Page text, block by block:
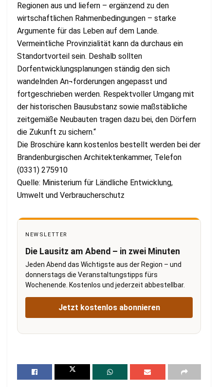
Regionen aus und liefern – ergänzend zu den
wirtschaftlichen Rahmenbedingungen – starke
Argumente für das Leben auf dem Lande.
Vermeintliche Provinzialität kann da durchaus ein
Standortvorteil sein. Deshalb sollten
Dorfentwicklungsplanungen ständig den sich
wandelnden An¬forderungen angepasst und
fortgeschrieben werden. Respektvoller Umgang mit
der historischen Bausubstanz sowie maßstäbliche
zeitgemäße Neubauten tragen dazu bei, den Dörfern
die Zukunft zu sichern.“
Die Broschüre kann kostenlos bestellt werden bei der
Brandenburgischen Architektenkammer, Telefon
(0331) 275910
Quelle: Ministerium für Ländliche Entwicklung,
Umwelt und Verbraucherschutz
NEWSLETTER
Die Lausitz am Abend – in zwei Minuten
Jeden Abend das Wichtigste aus der Region – und
donnerstags die Veranstaltungstipps fürs
Wochenende. Kostenlos und jederzeit abbestellbar.
Jetzt kostenlos abonnieren